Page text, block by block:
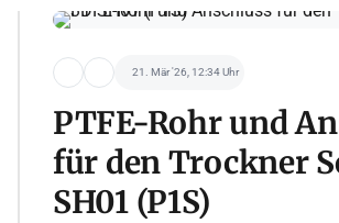
21. Mär '26, 12:34 Uhr
PTFE-Rohr und
für den Trockner
SH01 (P1S)